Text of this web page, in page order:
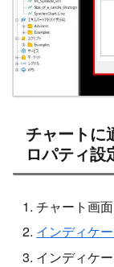
チャートに
ロパティ設
チャート画面
インディケ
インディケ